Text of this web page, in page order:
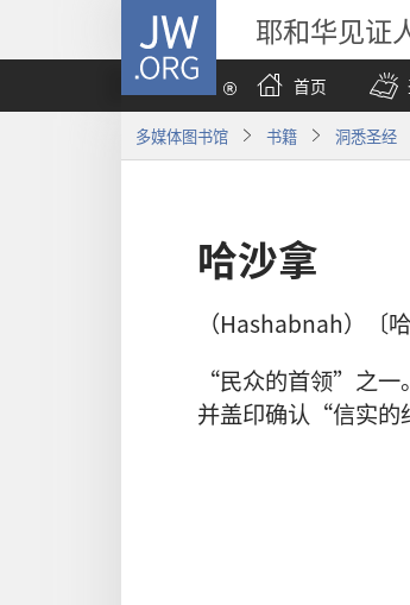
JW.ORG 耶和华见证
首页
多媒体图书馆 书籍 洞悉圣经
哈沙拿
（Hashabnah）〔
“民众的首领”之一
并盖印确认“信实